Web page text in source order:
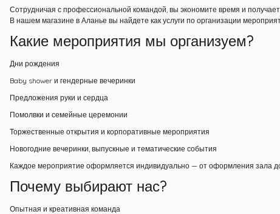
Сотрудничая с профессиональной командой, вы экономите время и
В нашем магазине в Аланье вы найдете как услуги по организации
Какие мероприятия мы организуем?
Дни рождения
Baby shower и гендерные вечеринки
Предложения руки и сердца
Помолвки и семейные церемонии
Торжественные открытия и корпоративные мероприятия
Новогодние вечеринки, выпускные и тематические события
Каждое мероприятие оформляется индивидуально — от оформления зала
Почему выбирают нас?
Опытная и креативная команда